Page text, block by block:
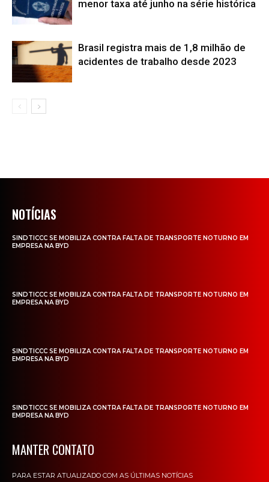
menor taxa até junho na série histórica
Brasil registra mais de 1,8 milhão de
acidentes de trabalho desde 2023
NOTÍCIAS
SINDTICCC SE MOBILIZA CONTRA FALTA DE TRANSPORTE NOTURNO EM
EMPRESA NA BYD
SINDTICCC SE MOBILIZA CONTRA FALTA DE TRANSPORTE NOTURNO EM
EMPRESA NA BYD
SINDTICCC SE MOBILIZA CONTRA FALTA DE TRANSPORTE NOTURNO EM
EMPRESA NA BYD
SINDTICCC SE MOBILIZA CONTRA FALTA DE TRANSPORTE NOTURNO EM
EMPRESA NA BYD
MANTER CONTATO
PARA ESTAR ATUALIZADO COM AS ÚLTIMAS NOTÍCIAS